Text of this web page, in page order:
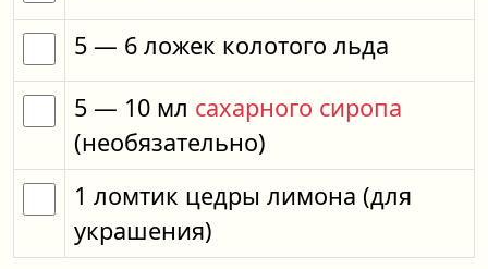
5 — 6 ложек колотого льда
5 — 10 мл сахарного сиропа
(необязательно)
1 ломтик цедры лимона (для
украшения)